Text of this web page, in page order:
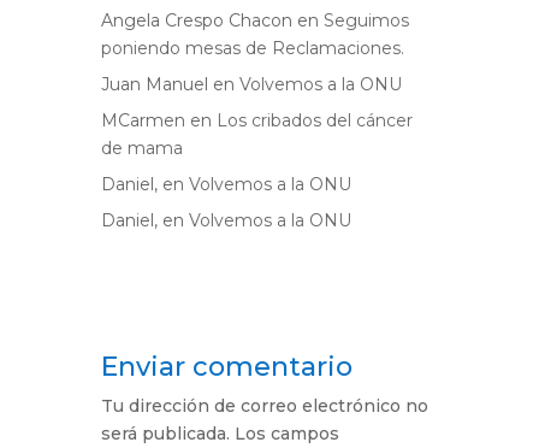
Angela Crespo Chacon en Seguimos
poniendo mesas de Reclamaciones.
Juan Manuel en Volvemos a la ONU
MCarmen en Los cribados del cáncer
de mama
Daniel, en Volvemos a la ONU
Daniel, en Volvemos a la ONU
Enviar comentario
Tu dirección de correo electrónico no
será publicada. Los campos